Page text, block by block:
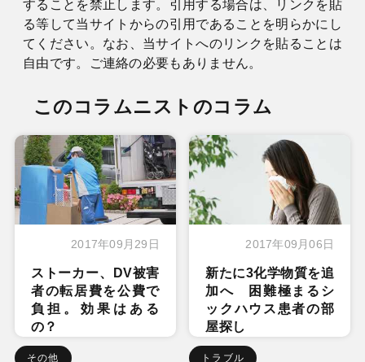
することを禁止します。引用する場合は、リンクを貼
る等して当サイトからの引用であることを明らかにし
てください。なお、当サイトへのリンクを貼ることは
自由です。ご連絡の必要もありません。
このコラムニストのコラム
2017年09月29日
ストーカー、DV被害
者の転居費を公費で
負担。効果はある
の？
その他
2017年09月06日
新たに3化学物質を追
加へ 困難極まるシ
ックハウス患者の部
屋探し
トラブル